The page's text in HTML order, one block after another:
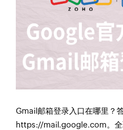
Gmail邮箱登录入口在哪里？
https://mail.google.com。全